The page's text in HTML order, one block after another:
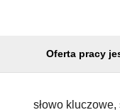
Oferta pracy